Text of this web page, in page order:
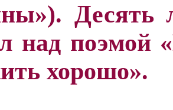
Десять
над поэмой
хорошо».